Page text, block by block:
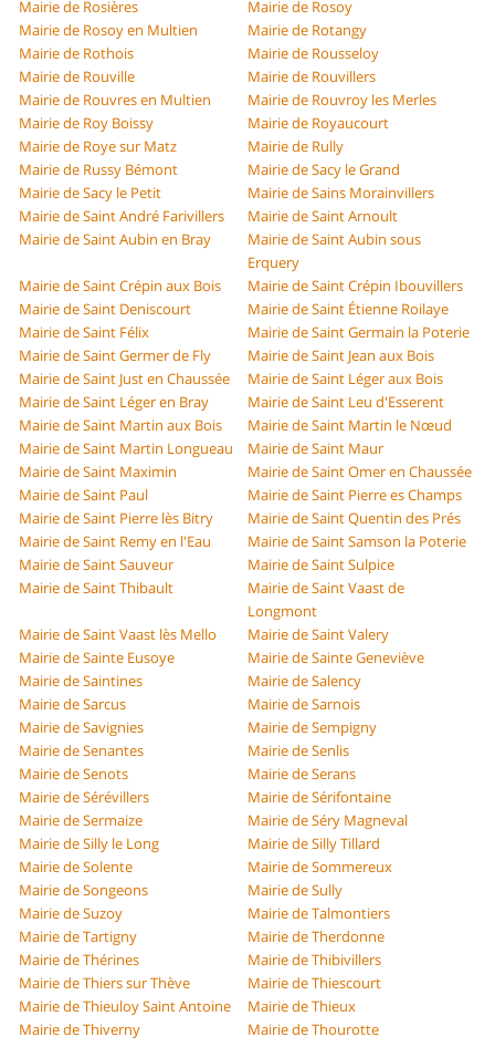
Mairie de Rosières
Mairie de Rosoy
Mairie de Rosoy en Multien
Mairie de Rotangy
Mairie de Rothois
Mairie de Rousseloy
Mairie de Rouville
Mairie de Rouvillers
Mairie de Rouvres en Multien
Mairie de Rouvroy les Merles
Mairie de Roy Boissy
Mairie de Royaucourt
Mairie de Roye sur Matz
Mairie de Rully
Mairie de Russy Bémont
Mairie de Sacy le Grand
Mairie de Sacy le Petit
Mairie de Sains Morainvillers
Mairie de Saint André Farivillers
Mairie de Saint Arnoult
Mairie de Saint Aubin en Bray
Mairie de Saint Aubin sous
Erquery
Mairie de Saint Crépin aux Bois
Mairie de Saint Crépin Ibouvillers
Mairie de Saint Deniscourt
Mairie de Saint Étienne Roilaye
Mairie de Saint Félix
Mairie de Saint Germain la Poterie
Mairie de Saint Germer de Fly
Mairie de Saint Jean aux Bois
Mairie de Saint Just en Chaussée
Mairie de Saint Léger aux Bois
Mairie de Saint Léger en Bray
Mairie de Saint Leu d'Esserent
Mairie de Saint Martin aux Bois
Mairie de Saint Martin le Nœud
Mairie de Saint Martin Longueau
Mairie de Saint Maur
Mairie de Saint Maximin
Mairie de Saint Omer en Chaussée
Mairie de Saint Paul
Mairie de Saint Pierre es Champs
Mairie de Saint Pierre lès Bitry
Mairie de Saint Quentin des Prés
Mairie de Saint Remy en l'Eau
Mairie de Saint Samson la Poterie
Mairie de Saint Sauveur
Mairie de Saint Sulpice
Mairie de Saint Thibault
Mairie de Saint Vaast de
Longmont
Mairie de Saint Vaast lès Mello
Mairie de Saint Valery
Mairie de Sainte Eusoye
Mairie de Sainte Geneviève
Mairie de Saintines
Mairie de Salency
Mairie de Sarcus
Mairie de Sarnois
Mairie de Savignies
Mairie de Sempigny
Mairie de Senantes
Mairie de Senlis
Mairie de Senots
Mairie de Serans
Mairie de Sérévillers
Mairie de Sérifontaine
Mairie de Sermaize
Mairie de Séry Magneval
Mairie de Silly le Long
Mairie de Silly Tillard
Mairie de Solente
Mairie de Sommereux
Mairie de Songeons
Mairie de Sully
Mairie de Suzoy
Mairie de Talmontiers
Mairie de Tartigny
Mairie de Therdonne
Mairie de Thérines
Mairie de Thibivillers
Mairie de Thiers sur Thève
Mairie de Thiescourt
Mairie de Thieuloy Saint Antoine
Mairie de Thieux
Mairie de Thiverny
Mairie de Thourotte